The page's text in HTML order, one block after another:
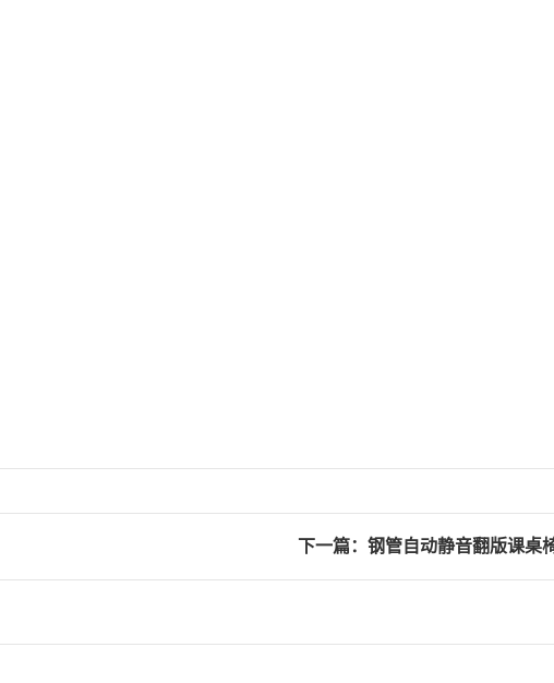
下一篇：钢管自动静音翻版课桌